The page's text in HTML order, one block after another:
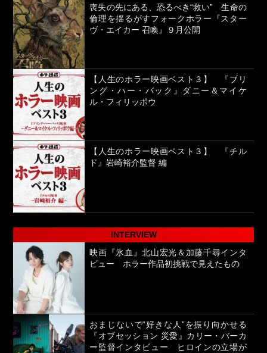
喪失の先にある、恐るべき“救い” 生命の
倫理を揺るがすフォークホラー『スター
ヴ・エイカー 召喚』９月公開
【人生のホラー映画ベスト３】 『ブリ
ング・ハー・バック』ダニー＆マイケ
ル・フィリッポウ
【人生のホラー映画ベスト３】 『チル
ド』岩崎裕介監督 編
INTERVIEW
映画『氷血』北山宏光＆加藤千尋インタ
ビュー ホラー作品初挑戦で見えたもの
おまじないで“好きな人”を振り向かせる
『オブセッション 災愛』カリー・バーカ
ー監督インタビュー ヒロインの立場が